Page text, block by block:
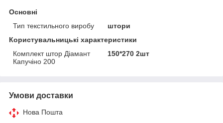
Основні
Тип текстильного виробу
штори
Користувальницькі характеристики
Комплект штор Діамант
Капучіно 200
150*270 2шт
Умови доставки
Нова Пошта